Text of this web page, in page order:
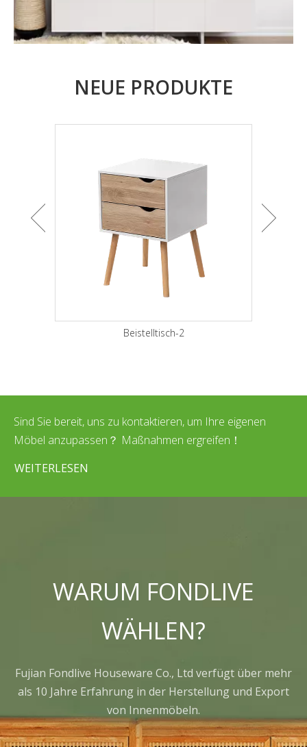
NEUE PRODUKTE
Beistelltisch-2
Sind Sie bereit, uns zu kontaktieren, um Ihre eigenen
Möbel anzupassen？ Maßnahmen ergreifen！
WEITERLESEN
WARUM FONDLIVE
WÄHLEN?
Fujian Fondlive Houseware Co., Ltd verfügt über mehr
als 10 Jahre Erfahrung in der Herstellung und Export
von Innenmöbeln.